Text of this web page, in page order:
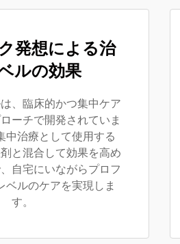
発想による治
ルの効果
、臨床的かつ集中ケア
ーチで開発されていま
中治療として使用する
と混合して効果を高め
自宅にいながらプロフ
ベルのケアを実現しま
す。